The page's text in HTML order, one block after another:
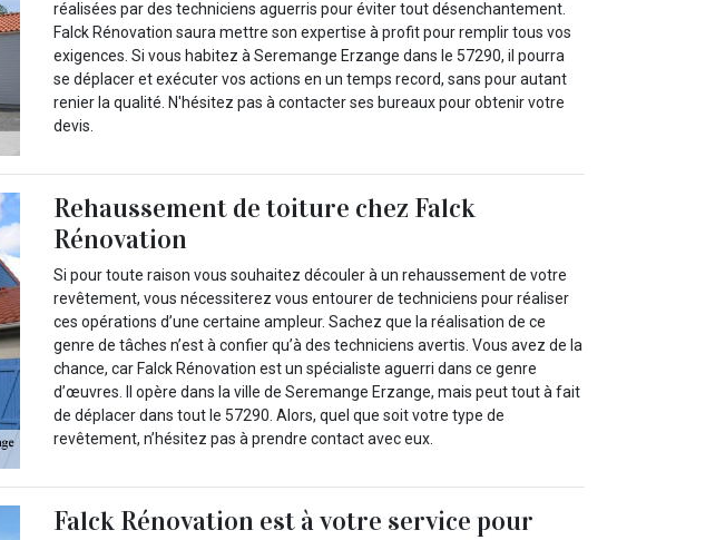
réalisées par des techniciens aguerris pour éviter tout désenchantement.
Falck Rénovation saura mettre son expertise à profit pour remplir tous vos
exigences. Si vous habitez à Seremange Erzange dans le 57290, il pourra
se déplacer et exécuter vos actions en un temps record, sans pour autant
renier la qualité. N'hésitez pas à contacter ses bureaux pour obtenir votre
devis.
Rehaussement de toiture chez Falck
Rénovation
Si pour toute raison vous souhaitez découler à un rehaussement de votre
revêtement, vous nécessiterez vous entourer de techniciens pour réaliser
ces opérations d’une certaine ampleur. Sachez que la réalisation de ce
genre de tâches n’est à confier qu’à des techniciens avertis. Vous avez de la
chance, car Falck Rénovation est un spécialiste aguerri dans ce genre
d’œuvres. Il opère dans la ville de Seremange Erzange, mais peut tout à fait
de déplacer dans tout le 57290. Alors, quel que soit votre type de
revêtement, n’hésitez pas à prendre contact avec eux.
Falck Rénovation est à votre service pour